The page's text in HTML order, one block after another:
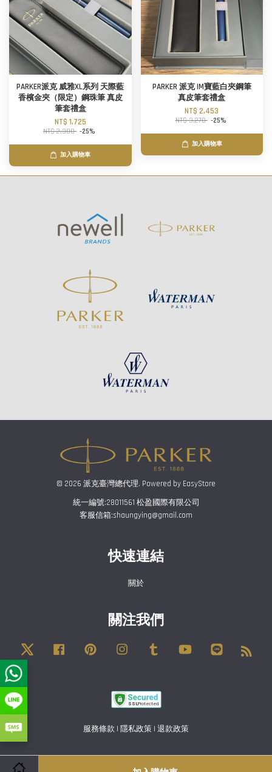
PARKER派克 威雅XL系列 天際藍
香檳金夾（限定）鋼珠筆 真皮
筆套禮盒
NT$ 1,725
NT$ 2,300 -25%
加入購物車
PARKER 派克 IM寶藍白夾鋼筆
真皮筆套禮盒
NT$ 2,453
NT$ 3,270 -25%
加入購物車
© 2026 派克臺灣總代理. Powered by EasyStore
統一編號:28011561 松盈國際有限公司
客服信箱:shaungying@gmail.com
快速連結
關於
關注我們
Twitter Facebook Pinterest Instagram Tumblr YouTube
服務條款 | 隱私政策 | 退款政策